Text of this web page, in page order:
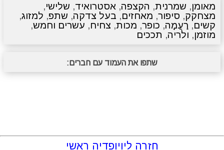
מאומן, שמרנית, הקצפה, אסטרואיד, שלישי,
מצחקק, סיפור, מאחזים, בעל צדקה, שתפ, למזוג,
קשים, רַעֲמָה, כופר, מכות, צחיח, עשרים וחמש,
מוזמן, ולריה, תככים
שתפו את העמוד עם חברים:
חזרה ליויופדיה ראשי